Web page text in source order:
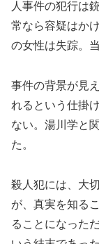
人事件の犯行は
常なら容疑はか
の女性は失踪。
事件の背景が見
れるという仕掛
ない。湯川学と
た。
殺人犯には、大
が、真実を知る
ることになった